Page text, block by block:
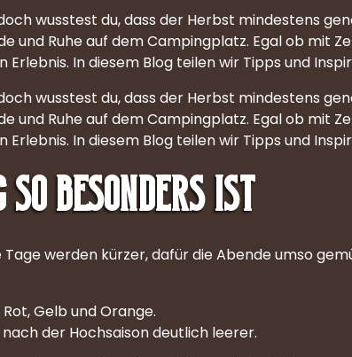
wusstest du, dass der Herbst mindestens
Ruhe auf dem Campingplatz. Egal ob mit
In diesem Blog teilen wir Tipps und
wusstest du, dass der Herbst mindestens
Ruhe auf dem Campingplatz. Egal ob mit
In diesem Blog teilen wir Tipps und
besonders ist
werden kürzer, dafür die Abende umso
Gelb und Orange.
der Hochsaison deutlich leerer.